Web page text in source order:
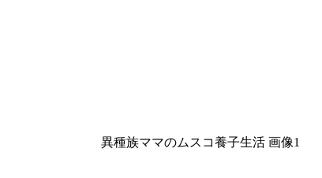
異種族ママのムスコ養子生活 画像1